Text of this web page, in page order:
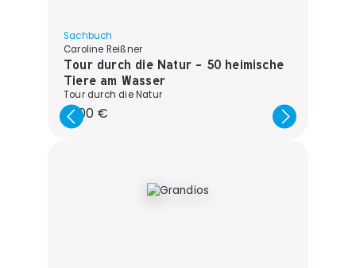
Sachbuch
Caroline Reißner
Tour durch die Natur - 50 heimische
Tiere am Wasser
Tour durch die Natur
Regulärer Preis:
13,00 €